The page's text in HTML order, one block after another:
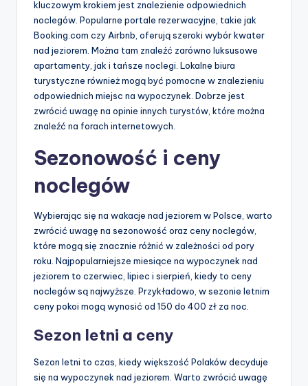
kluczowym krokiem jest znalezienie odpowiednich
noclegów. Popularne portale rezerwacyjne, takie jak
Booking.com czy Airbnb, oferują szeroki wybór kwater
nad jeziorem. Można tam znaleźć zarówno luksusowe
apartamenty, jak i tańsze noclegi. Lokalne biura
turystyczne również mogą być pomocne w znalezieniu
odpowiednich miejsc na wypoczynek. Dobrze jest
zwrócić uwagę na opinie innych turystów, które można
znaleźć na forach internetowych.
Sezonowość i ceny
noclegów
Wybierając się na wakacje nad jeziorem w Polsce, warto
zwrócić uwagę na sezonowość oraz ceny noclegów,
które mogą się znacznie różnić w zależności od pory
roku. Najpopularniejsze miesiące na wypoczynek nad
jeziorem to czerwiec, lipiec i sierpień, kiedy to ceny
noclegów są najwyższe. Przykładowo, w sezonie letnim
ceny pokoi mogą wynosić od 150 do 400 zł za noc.
Sezon letni a ceny
Sezon letni to czas, kiedy większość Polaków decyduje
się na wypoczynek nad jeziorem. Warto zwrócić uwagę